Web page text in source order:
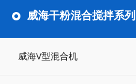
威海干粉混合搅拌系列
威海V型混合机